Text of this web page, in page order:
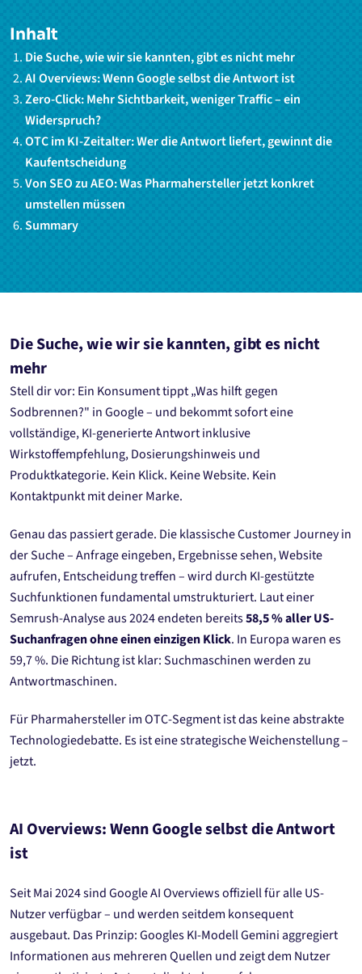
Inhalt
Die Suche, wie wir sie kannten, gibt es nicht mehr
AI Overviews: Wenn Google selbst die Antwort ist
Zero-Click: Mehr Sichtbarkeit, weniger Traffic – ein
Widerspruch?
OTC im KI-Zeitalter: Wer die Antwort liefert, gewinnt die
Kaufentscheidung
Von SEO zu AEO: Was Pharmahersteller jetzt konkret
umstellen müssen
Summary
Die Suche, wie wir sie kannten, gibt es nicht
mehr
Stell dir vor: Ein Konsument tippt „Was hilft gegen
Sodbrennen?" in Google – und bekommt sofort eine
vollständige, KI-generierte Antwort inklusive
Wirkstoffempfehlung, Dosierungshinweis und
Produktkategorie. Kein Klick. Keine Website. Kein
Kontaktpunkt mit deiner Marke.
Genau das passiert gerade. Die klassische Customer Journey in
der Suche – Anfrage eingeben, Ergebnisse sehen, Website
aufrufen, Entscheidung treffen – wird durch KI-gestützte
Suchfunktionen fundamental umstrukturiert. Laut einer
Semrush-Analyse aus 2024 endeten bereits58,5 % aller US-
Suchanfragen ohne einen einzigen Klick. In Europa waren es
59,7 %. Die Richtung ist klar: Suchmaschinen werden zu
Antwortmaschinen.
Für Pharmahersteller im OTC-Segment ist das keine abstrakte
Technologiedebatte. Es ist eine strategische Weichenstellung –
jetzt.
AI Overviews: Wenn Google selbst die Antwort
ist
Seit Mai 2024 sind Google AI Overviews offiziell für alle US-
Nutzer verfügbar – und werden seitdem konsequent
ausgebaut. Das Prinzip: Googles KI-Modell Gemini aggregiert
Informationen aus mehreren Quellen und zeigt dem Nutzer